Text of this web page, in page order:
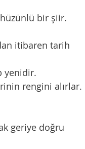
hüzünlü bir şiir.
yenidir.
rengini alırlar.